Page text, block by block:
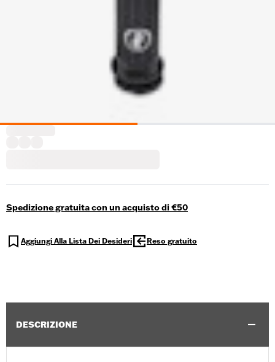
Spedizione gratuita con un acquisto di €50
Aggiungi Alla Lista Dei Desideri Reso gratuito
DESCRIZIONE